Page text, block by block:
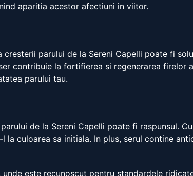
aparitia acestor afectiuni in viitor.
parului de la Sereni Capelli poate fi
contribuie la fortifierea si regenerarea firelor
parului tau.
de la Sereni Capelli poate fi raspunsul.
culoarea sa initiala. In plus, serul contine
este recunoscut pentru standardele